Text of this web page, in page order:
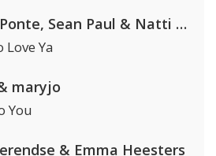
Gabry Ponte, Sean Paul & Natti Natasha
Love Ya
maryjo
You
& Emma Heesters